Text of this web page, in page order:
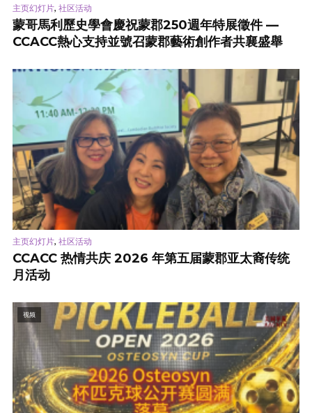
主页幻灯片, 社区活动
蒙哥馬利歷史學會慶祝蒙郡250週年特展徵件 —
CCACC熱心支持並號召蒙郡藝術創作者共襄盛舉
主页幻灯片, 社区活动
CCACC 热情共庆 2026 年第五届蒙郡亚太裔传统
月活动
视频